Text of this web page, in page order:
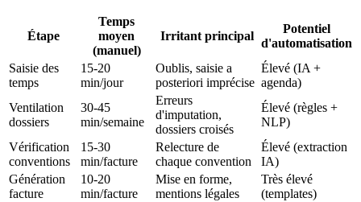
Étape
Temps
moyen
(manuel)
Irritant principal
Potentiel
d'automatisation
Saisie des
temps
15-20
min/jour
Oublis, saisie a
posteriori imprécise
Élevé (IA +
agenda)
Ventilation
dossiers
30-45
min/semaine
Erreurs
d'imputation,
dossiers croisés
Élevé (règles +
NLP)
Vérification
conventions
15-30
min/facture
Relecture de
chaque convention
Élevé (extraction
IA)
Génération
facture
10-20
min/facture
Mise en forme,
mentions légales
Très élevé
(templates)